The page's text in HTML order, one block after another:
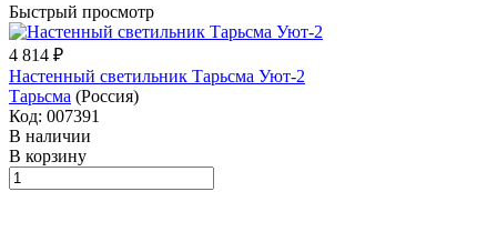
Быстрый просмотр
4 814 ₽
Настенный светильник Тарьсма Уют-2
Тарьсма (Россия)
Код: 007391
В наличии
В корзину